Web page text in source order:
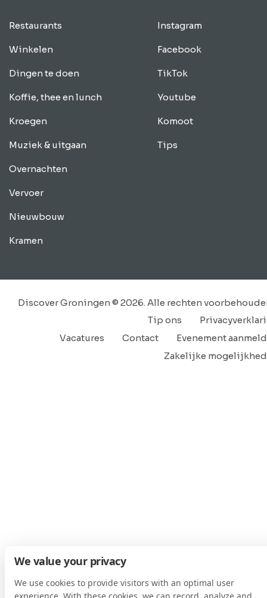
Restaurants
Winkelen
Dingen te doen
Koffie, thee en lunch
Kroegen
Muziek & uitgaan
Overnachten
Vervoer
Nieuwbouw
Kramen
Instagram
Facebook
TikTok
Youtube
Komoot
Tips
Discover Groningen © 2026. Alle rechten
Tip ons
Evenement
Contact
Vacatures
Zakelijke
We value your privacy
We use cookies to provide visitors with an optimal user